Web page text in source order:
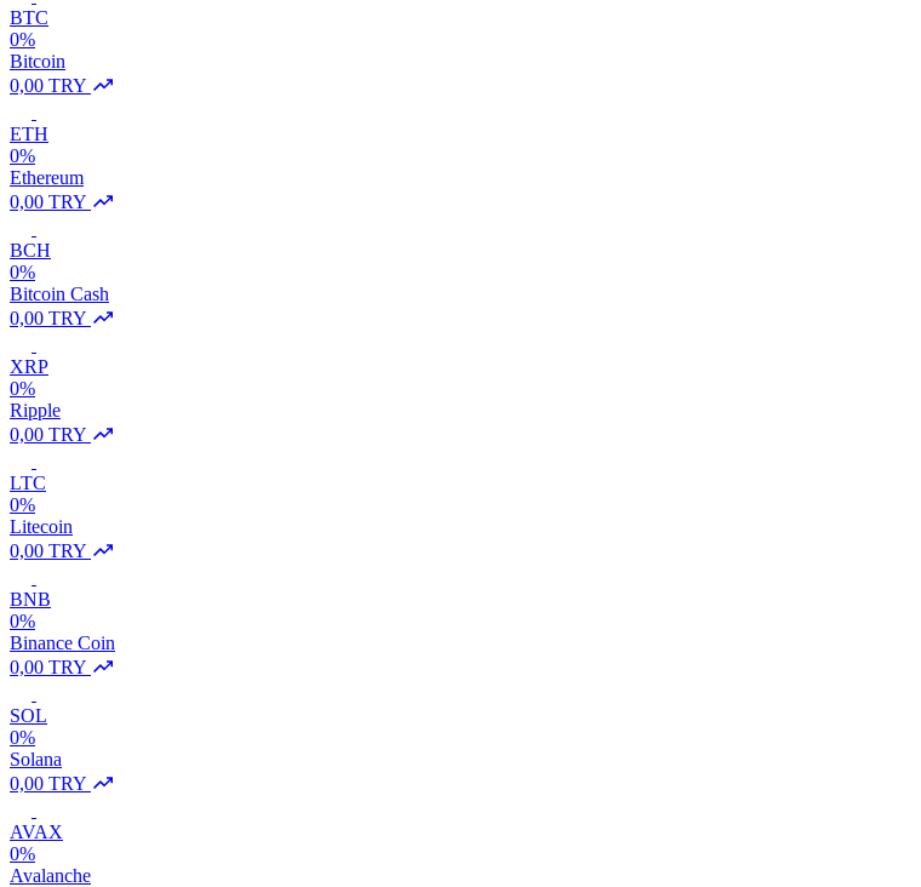
BTC
0%
Bitcoin
0,00 TRY
ETH
0%
Ethereum
0,00 TRY
BCH
0%
Bitcoin Cash
0,00 TRY
XRP
0%
Ripple
0,00 TRY
LTC
0%
Litecoin
0,00 TRY
BNB
0%
Binance Coin
0,00 TRY
SOL
0%
Solana
0,00 TRY
AVAX
0%
Avalanche